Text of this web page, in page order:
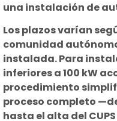
una instalación de
Los plazos varían
comunidad
instalada. Para
inferiores a 100 kW
procedimiento
proceso completo
hasta el alta del